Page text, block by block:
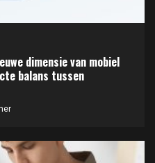
dimensie van mobiel
balans tussen